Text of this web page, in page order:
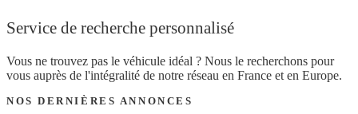
Service de recherche personnalisé
Vous ne trouvez pas le véhicule idéal ? Nous le recherchons pour
vous auprès de l'intégralité de notre réseau en France et en Europe.
NOS DERNIÈRES ANNONCES